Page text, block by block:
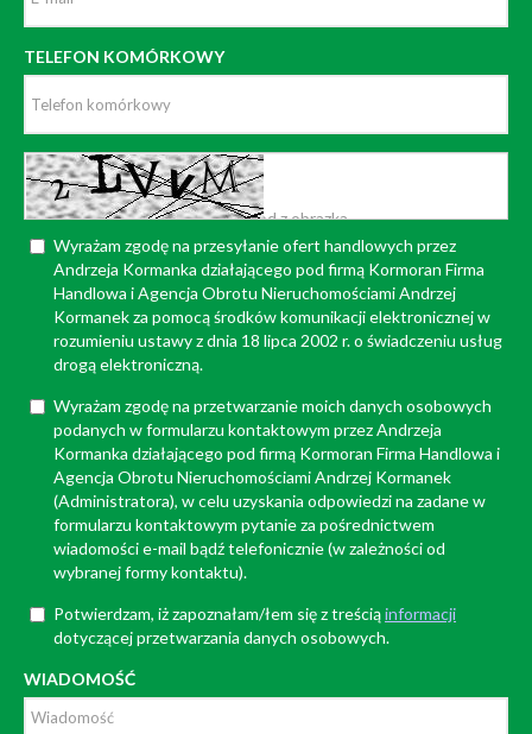
TELEFON KOMÓRKOWY
Wyrażam zgodę na przesyłanie ofert handlowych przez
Andrzeja Kormanka działającego pod firmą Kormoran Firma
Handlowa i Agencja Obrotu Nieruchomościami Andrzej
Kormanek za pomocą środków komunikacji elektronicznej w
rozumieniu ustawy z dnia 18 lipca 2002 r. o świadczeniu usług
drogą elektroniczną.
Wyrażam zgodę na przetwarzanie moich danych osobowych
podanych w formularzu kontaktowym przez Andrzeja
Kormanka działającego pod firmą Kormoran Firma Handlowa i
Agencja Obrotu Nieruchomościami Andrzej Kormanek
(Administratora), w celu uzyskania odpowiedzi na zadane w
formularzu kontaktowym pytanie za pośrednictwem
wiadomości e-mail bądź telefonicznie (w zależności od
wybranej formy kontaktu).
Potwierdzam, iż zapoznałam/łem się z treściąinformacji
dotyczącej przetwarzania danych osobowych.
WIADOMOŚĆ